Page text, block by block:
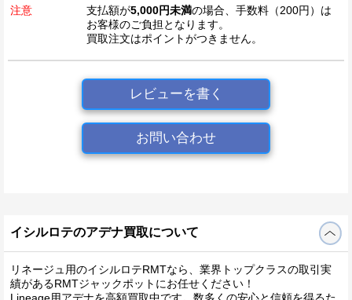
注意
支払額が5,000円未満の場合、手数料（200円）は
お客様のご負担となります。
買取注文はポイントがつきません。
レビューを書く
お問い合わせ
イシルロテのアデナ買取について
リネージュ用のイシルロテRMTなら、業界トップクラスの取引実
績があるRMTジャックポットにお任せください！
Lineage用アデナを高額買取中です。数多くの安心と信頼を得るた